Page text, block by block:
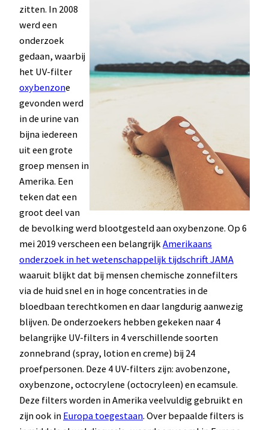
zitten. In 2008
werd een
onderzoek
gedaan, waarbij
het UV-filter
oxybenzone
gevonden werd
in de urine van
bijna iedereen
uit een grote
groep mensen in
Amerika. Een
teken dat een
groot deel van
de bevolking werd blootgesteld aan oxybenzone. Op 6
mei 2019 verscheen een belangrijk Amerikaans
onderzoek in het wetenschappelijk tijdschrift JAMA
waaruit blijkt dat bij mensen chemische zonnefilters
via de huid snel en in hoge concentraties in de
bloedbaan terechtkomen en daar langdurig aanwezig
blijven. De onderzoekers hebben gekeken naar 4
belangrijke UV-filters in 4 verschillende soorten
zonnebrand (spray, lotion en creme) bij 24
proefpersonen. Deze 4 UV-filters zijn: avobenzone,
oxybenzone, octocrylene (octocryleen) en ecamsule.
Deze filters worden in Amerika veelvuldig gebruikt en
zijn ook in Europa toegestaan. Over bepaalde filters is